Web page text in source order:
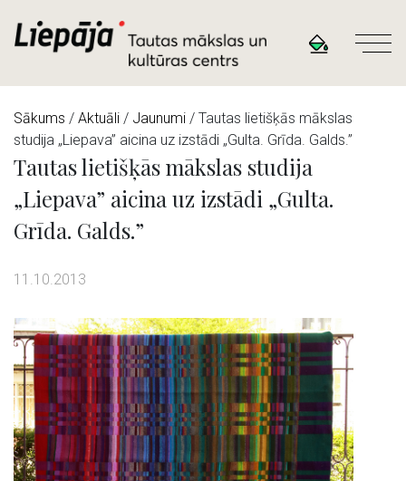
Sākums / Aktuāli / Jaunumi / Tautas lietišķās mākslas
studija „Liepava” aicina uz izstādi „Gulta. Grīda. Galds.”
Tautas lietišķās mākslas studija
„Liepava” aicina uz izstādi „Gulta.
Grīda. Galds.”
11.10.2013